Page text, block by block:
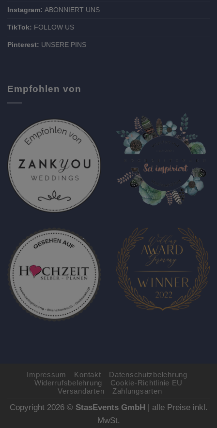
Instagram: ABONNIERT UNS
TikTok: FOLLOW US
Pinterest: UNSERE PINS
Empfohlen von
Impressum Kontakt
Datenschutzbelehrung
Widerrufsbelehrung
Cookie-Richtlinie EU
Versandarten
Zahlungsarten
Copyright 2026 © StasEvents GmbH | alle Preise inkl.
MwSt.